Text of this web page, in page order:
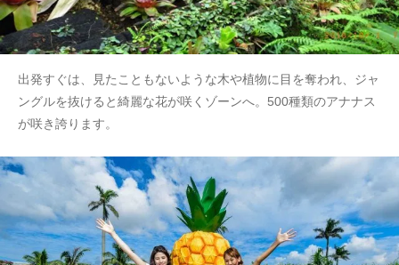
出発すぐは、見たこともないような木や植物に目を奪われ、ジャ
ングルを抜けると綺麗な花が咲くゾーンへ。500種類のアナナス
が咲き誇ります。